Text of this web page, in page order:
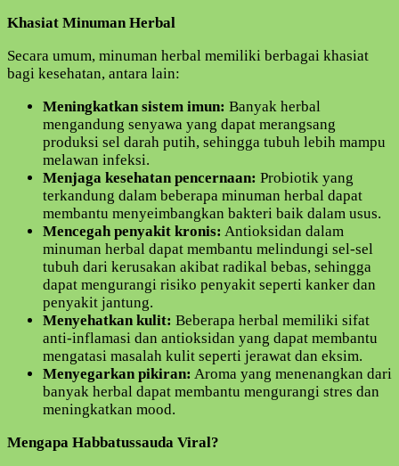
Khasiat Minuman Herbal
Secara umum, minuman herbal memiliki berbagai khasiat
bagi kesehatan, antara lain:
Meningkatkan sistem imun: Banyak herbal
mengandung senyawa yang dapat merangsang
produksi sel darah putih, sehingga tubuh lebih mampu
melawan infeksi.
Menjaga kesehatan pencernaan: Probiotik yang
terkandung dalam beberapa minuman herbal dapat
membantu menyeimbangkan bakteri baik dalam usus.
Mencegah penyakit kronis: Antioksidan dalam
minuman herbal dapat membantu melindungi sel-sel
tubuh dari kerusakan akibat radikal bebas, sehingga
dapat mengurangi risiko penyakit seperti kanker dan
penyakit jantung.
Menyehatkan kulit: Beberapa herbal memiliki sifat
anti-inflamasi dan antioksidan yang dapat membantu
mengatasi masalah kulit seperti jerawat dan eksim.
Menyegarkan pikiran: Aroma yang menenangkan dari
banyak herbal dapat membantu mengurangi stres dan
meningkatkan mood.
Mengapa Habbatussauda Viral?